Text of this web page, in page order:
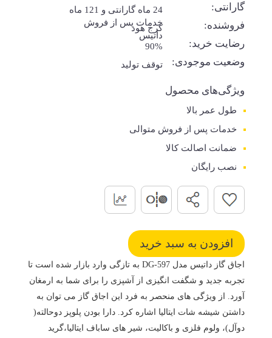
گارانتی:
24 ماه گارانتی و 121 ماه
خدمات پس از فروش
داتیس
فروشنده: کرج هود
رضایت خرید: 90%
وضعیت موجودی: توقف تولید
ویژگی‌های محصول
طول عمر بالا
خدمات پس از فروش متوالی
ضمانت اصالت کالا
نصب رایگان
اجاق گاز داتیس مدل DG-597 به تازگی وارد بازار شده است تا
تجربه جدید و شگفت انگیزی از آشپزی را برای شما به ارمغان
آورد. از ویژگی های منحصر به فرد این اجاق گاز می توان به
داشتن شیشه شات ایتالیا اشاره کرد. دارا بودن پلوپز دوحالته(
دوآل)، ولوم فلزی و باکالیت، شیر های ساباف ایتالیا،گرید